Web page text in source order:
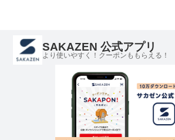
SAKAZEN 公式アプリ
より使いやすく！クーポンももらえる！